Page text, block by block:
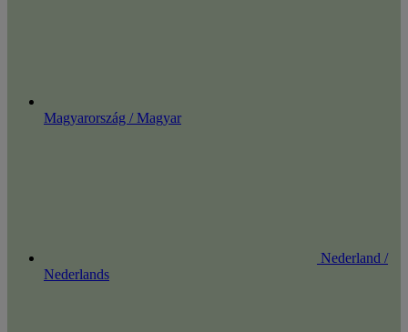
Magyarország / Magyar
Nederland /
Nederlands